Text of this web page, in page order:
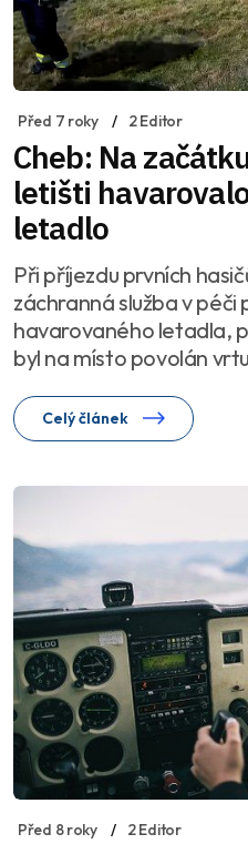
Před 7 roky 2 Editor
Cheb: Na
letišti
letadlo
Při příjezdu prvních
záchranná služba v péči
havarovaného letadla,
byl na místo povolán
Celý článek
Před 8 roky 2 Editor